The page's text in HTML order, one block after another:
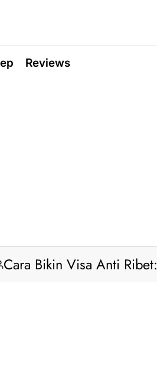
Reviews
Bikin Visa Anti Ribet: